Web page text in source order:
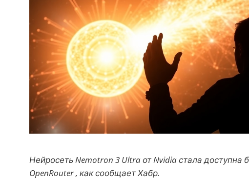
Нейросеть Nemotron 3 Ultra от Nvidia стала доступна
OpenRouter , как сообщает Хабр.